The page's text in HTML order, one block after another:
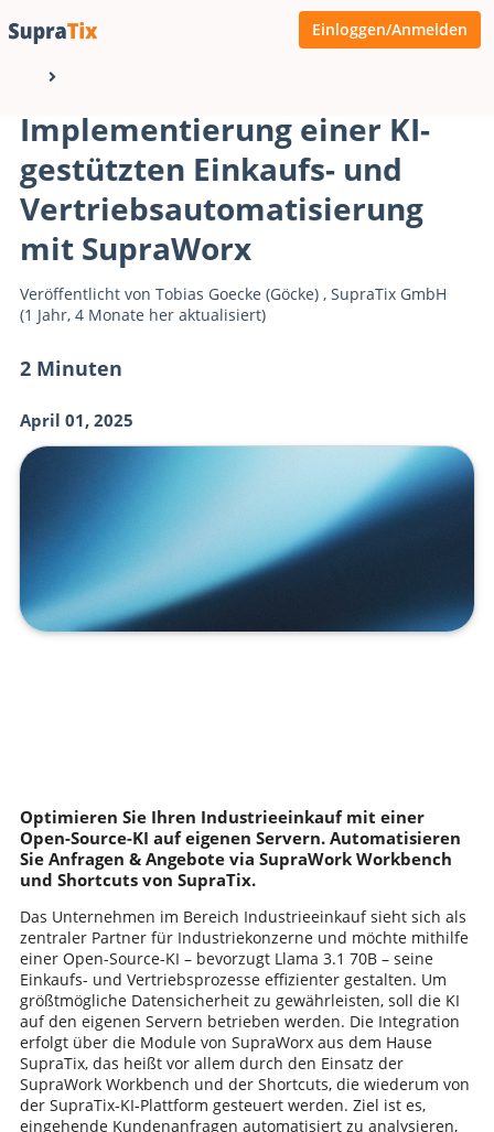
Einloggen/Anmelden
2 Minuten
April 01, 2025
Implementierung einer KI-
gestützten Einkaufs- und
Vertriebsautomatisierung
mit SupraWorx
Veröffentlicht von Tobias Goecke (Göcke), SupraTix GmbH
(1 Jahr, 4 Monate her aktualisiert)
Optimieren Sie Ihren Industrieeinkauf mit einer
Open-Source-KI auf eigenen Servern. Automatisieren
Sie Anfragen & Angebote via SupraWork Workbench
und Shortcuts von SupraTix.
Das Unternehmen im Bereich Industrieeinkauf sieht sich als
zentraler Partner für Industriekonzerne und möchte mithilfe
einer Open-Source-KI – bevorzugt Llama 3.1 70B – seine
Einkaufs- und Vertriebsprozesse effizienter gestalten. Um
größtmögliche Datensicherheit zu gewährleisten, soll die KI
auf den eigenen Servern betrieben werden. Die Integration
erfolgt über die Module von SupraWorx aus dem Hause
SupraTix, das heißt vor allem durch den Einsatz der
SupraWork Workbench und der Shortcuts, die wiederum von
der SupraTix-KI-Plattform gesteuert werden. Ziel ist es,
eingehende Kundenanfragen automatisiert zu analysieren,